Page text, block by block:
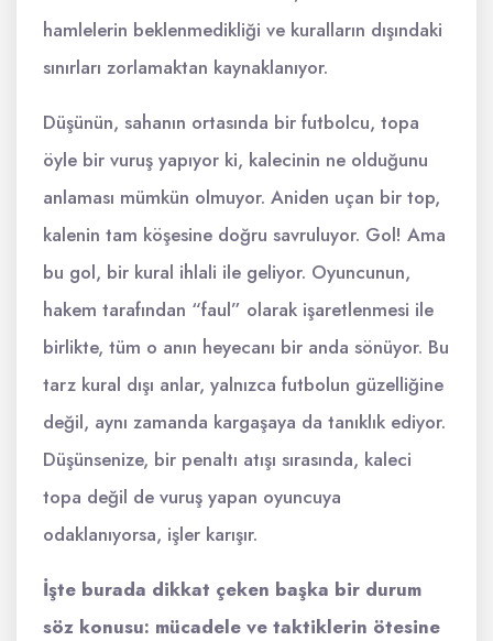
hamlelerin beklenmedikliği ve kuralların dışındaki
sınırları zorlamaktan kaynaklanıyor.
Düşünün, sahanın ortasında bir futbolcu, topa
öyle bir vuruş yapıyor ki, kalecinin ne olduğunu
anlaması mümkün olmuyor. Aniden uçan bir top,
kalenin tam köşesine doğru savruluyor. Gol! Ama
bu gol, bir kural ihlali ile geliyor. Oyuncunun,
hakem tarafından “faul” olarak işaretlenmesi ile
birlikte, tüm o anın heyecanı bir anda sönüyor. Bu
tarz kural dışı anlar, yalnızca futbolun güzelliğine
değil, aynı zamanda kargaşaya da tanıklık ediyor.
Düşünsenize, bir penaltı atışı sırasında, kaleci
topa değil de vuruş yapan oyuncuya
odaklanıyorsa, işler karışır.
İşte burada dikkat çeken başka bir durum
söz konusu: mücadele ve taktiklerin ötesine